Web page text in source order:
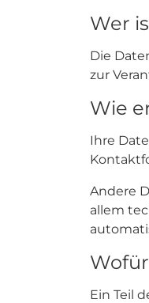
Wer
Die
zur
Wie
Ihre
Andere
allem
Ein Teil